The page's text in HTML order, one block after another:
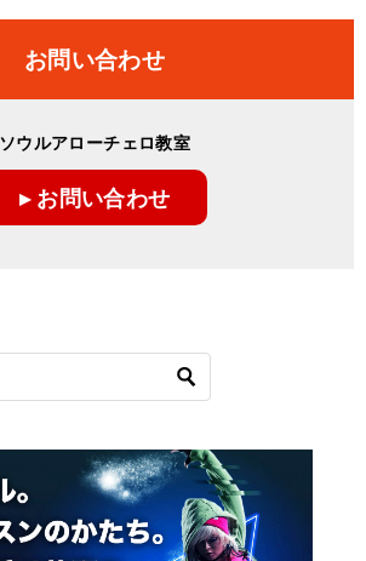
お問い合わせ
ソウルアローチェロ教室
▸ お問い合わせ